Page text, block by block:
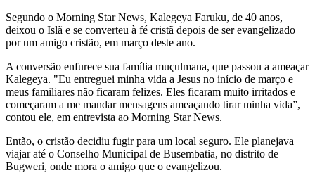
Segundo o Morning Star News, Kalegeya Faruku, de 40 anos,
deixou o Islã e se converteu à fé cristã depois de ser evangelizado
por um amigo cristão, em março deste ano.
A conversão enfurece sua família muçulmana, que passou a ameaçar
Kalegeya. "Eu entreguei minha vida a Jesus no início de março e
meus familiares não ficaram felizes. Eles ficaram muito irritados e
começaram a me mandar mensagens ameaçando tirar minha vida”,
contou ele, em entrevista ao Morning Star News.
Então, o cristão decidiu fugir para um local seguro. Ele planejava
viajar até o Conselho Municipal de Busembatia, no distrito de
Bugweri, onde mora o amigo que o evangelizou.